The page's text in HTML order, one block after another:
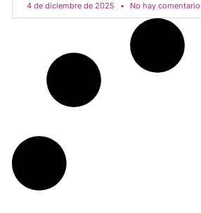
4 de diciembre de 2025 No hay